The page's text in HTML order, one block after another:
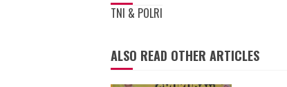
TNI & POLRI
ALSO READ OTHER ARTICLES